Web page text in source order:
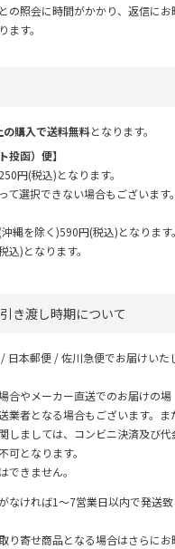
の照会に時間がかかり、返信にお
ます。
購入で送料無料となります。
投函）便】
円(税込)となります。
選択できない場合もございます。
縄を除く)590円(税込)となります。
)となります。
き渡し時期について
日本郵便 / 佐川急便でお届けいた
合やメーカー直送でのお届けの場
業者となる場合もございます。ま
しましては、コンビニ決済及び代
可となります。
きません。
なければ1～7営業日以内で発送致
り寄せ商品となる場合はさらにお